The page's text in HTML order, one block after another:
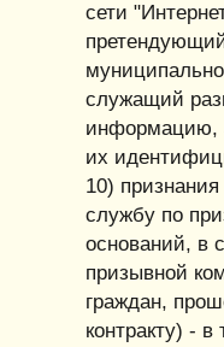
сети
служащий
информацию,
их
10)
службу по
оснований, в
призывной
граждан,
контракту) - в